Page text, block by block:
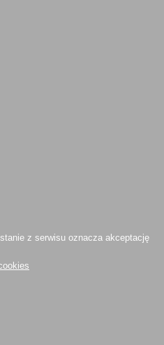
z serwisu oznacza akceptację